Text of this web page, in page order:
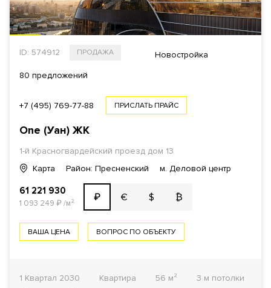
ID: 574912 ПРОДАЖА Новостройка
80 предложений
+7 (495) 769-77-88 ПРИСЛАТЬ ПРАЙС
One (Уан) ЖК
1-й Красногвардейский проезд дом 13
Карта
Район: Пресненский м. Деловой центр
61 221 930
1 093 249 ₽/м² ₽ € $ ₿
ВАША ЦЕНА ВОПРОС ПО ОБЪЕКТУ
1 Квартал 2030 Квартира 56 м²
3 м потолки